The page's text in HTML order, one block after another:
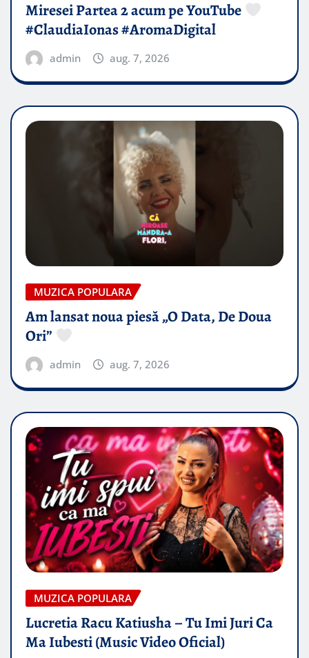
Miresei Partea 2 acum pe YouTube
#ClaudiaIonas #AromaDigital
admin aug. 7, 2026
MUZICA POPULARA
Am lansat noua piesă „O Data, De Doua
Ori”
admin aug. 7, 2026
MUZICA POPULARA
Lucretia Racu Katiusha – Tu Imi Juri Ca
Ma Iubesti (Music Video Oficial)